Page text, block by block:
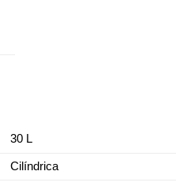
30 L
Cilíndrica